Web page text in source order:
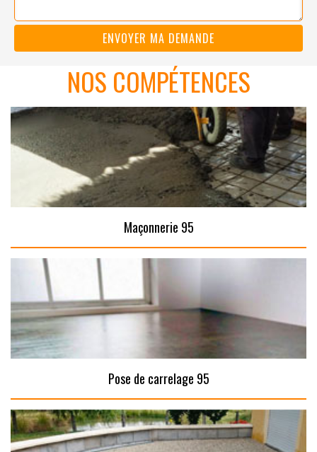
NOS COMPÉTENCES
Maçonnerie 95
Pose de carrelage 95